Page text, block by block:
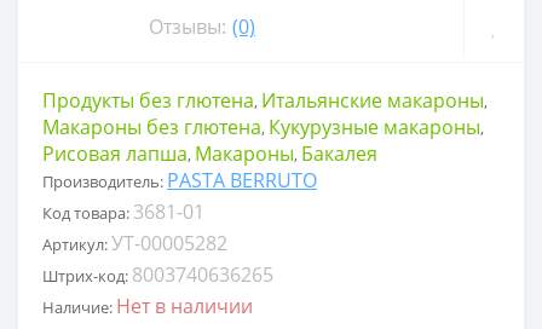
Отзывы: (0)
Продукты без глютена, Итальянские макароны,
Макароны без глютена, Кукурузные макароны,
Рисовая лапша, Макароны, Бакалея
Производитель: PASTA BERRUTO
Код товара: 3681-01
Артикул:УТ-00005282
Штрих-код: 8003740636265
Наличие: Нет в наличии